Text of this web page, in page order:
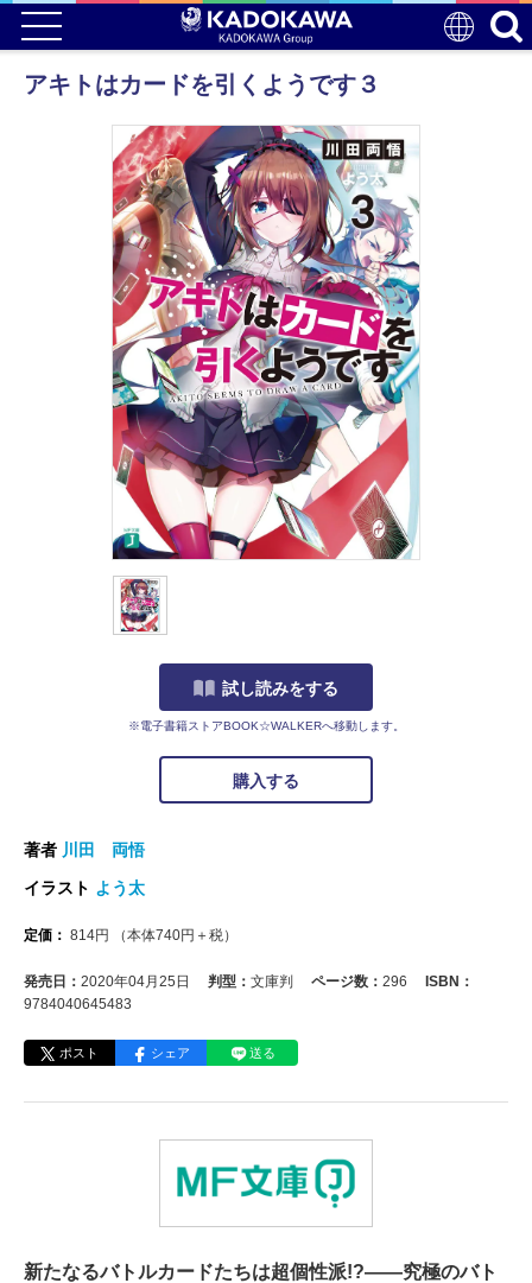
アキトはカードを引くようです３
試し読みをする
※電子書籍ストアBOOK☆WALKERへ移動します。
購入する
著者 川田 両悟
イラスト よう太
定価： 814円 （本体740円＋税）
発売日： 2020年04月25日 判型： 文庫判 ページ数： 296
ISBN：
9784040645483
ポスト シェア 送る
新たなるバトルカードたちは超個性派!?――究極のバト